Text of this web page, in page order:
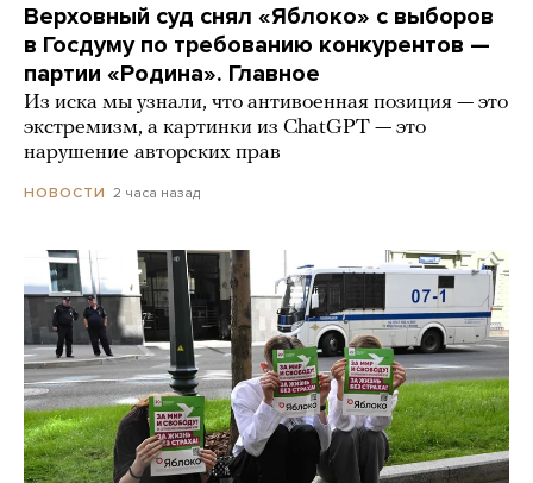
Верховный суд снял «Яблоко» с выборов
в Госдуму по требованию конкурентов —
партии «Родина». Главное
Из иска мы узнали, что антивоенная позиция — это
экстремизм, а картинки из СhatGPT — это
нарушение авторских прав
НОВОСТИ 2 часа назад